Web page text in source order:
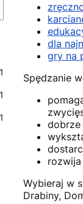
1
1
1
dla
gry na
Spędzanie
dobrze
Wybieraj w
Drabiny,